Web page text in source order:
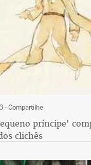
- Compartilhe
príncipe'
clichês